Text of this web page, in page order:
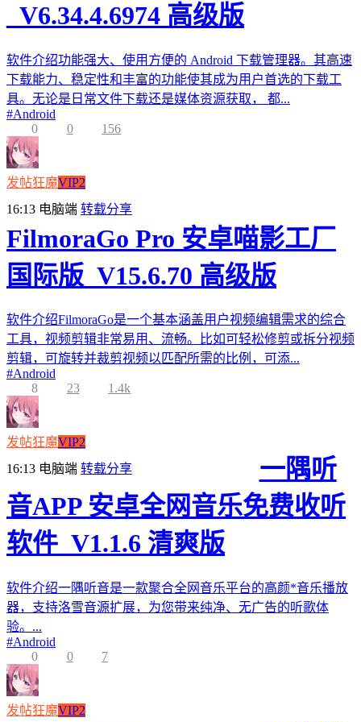
_V6.34.4.6974 高级版
软件介绍功能强大、使用方便的 Android 下载管理器。其高速
下载能力、稳定性和丰富的功能使其成为用户首选的下载工
具。无论是日常文件下载还是媒体资源获取， 都...
#Android
0
0 156
发帖狂魔VIP2
16:13 电脑端 转载分享
FilmoraGo Pro 安卓喵影工厂
国际版_V15.6.70 高级版
软件介绍FilmoraGo是一个基本涵盖用户视频编辑需求的综合
工具，视频剪辑非常易用、流畅。比如可轻松修剪或拆分视频
剪辑，可旋转并裁剪视频以匹配所需的比例，可添...
#Android
8
23 1.4k
发帖狂魔VIP2
16:13 电脑端 转载分享
一隅听
音APP 安卓全网音乐免费收听
软件_V1.1.6 清爽版
软件介绍一隅听音是一款聚合全网音乐平台的高颜*音乐播放
器，支持洛雪音源扩展，为您带来纯净、无广告的听歌体
验。...
#Android
0
0 7
发帖狂魔VIP2